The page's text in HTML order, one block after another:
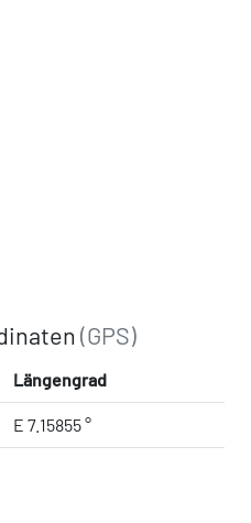
(GPS)
Längengrad
E 7.15855 °